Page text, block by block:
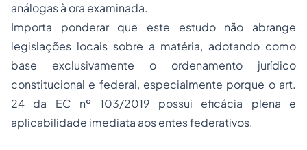
análogas à ora examinada.
Importa ponderar que este estudo não abrange
legislações locais sobre a matéria, adotando como
base exclusivamente o ordenamento jurídico
constitucional e federal, especialmente porque o art.
24 da EC nº 103/2019 possui eficácia plena e
aplicabilidade imediata aos entes federativos.